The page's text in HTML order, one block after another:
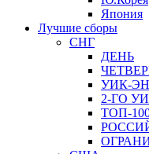
Япония
Лучшие сборы
СНГ
ДЕНЬ
УИК-
2-ГО
ТОП-